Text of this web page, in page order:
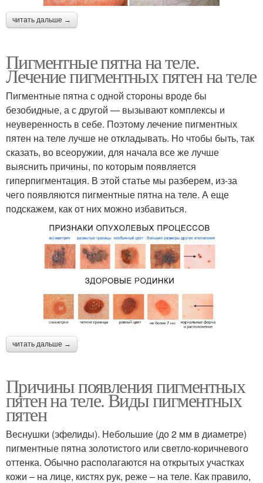
читать дальше →
Пигментные пятна на теле.
Лечение пигментных пятен на теле
Пигментные пятна с одной стороны вроде бы
безобидные, а с другой — вызывают комплексы и
неуверенность в себе. Поэтому лечение пигментных
пятен на теле лучше не откладывать. Но чтобы быть, так
сказать, во всеоружии, для начала все же лучше
выяснить причины, по которым появляется
гиперпигментация. В этой статье мы разберем, из-за
чего появляются пигментные пятна на теле. А еще
подскажем, как от них можно избавиться.
читать дальше →
Причины появления пигментных
пятен на теле. Виды пигментных
пятен
Веснушки (эфелиды). Небольшие (до 2 мм в диаметре)
пигментные пятна золотистого или светло-коричневого
оттенка. Обычно располагаются на открытых участках
кожи – на лице, кистях рук, реже – на теле. Как правило,